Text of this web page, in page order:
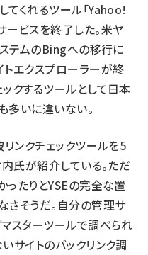
くれるツール「Yahoo!
ービスを終了した。米ヤ
テムのBingへの移行に
エクスプローラーが終
クするツールとして日本
多いに違いない。
ンクチェックツールを5
氏が紹介している。ただ
ったりとYSEの完全な置
さそうだ。自分の管理サ
スターツールで調べられ
サイトのバックリンク調